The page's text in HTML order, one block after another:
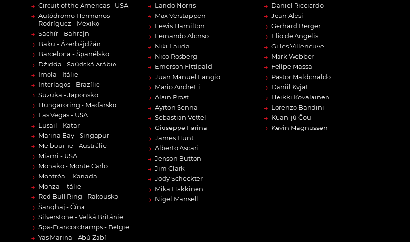
→ Circuit of the Americas - USA
→ Autódromo Hermanos
Rodríguez - Mexiko
→ Sachír - Bahrajn
→ Baku - Ázerbájdžán
→ Barcelona - Španělsko
→ Džidda - Saúdská Arábie
→ Imola - Itálie
→ Interlagos - Brazílie
→ Suzuka - Japonsko
→ Hungaroring - Maďarsko
→ Las Vegas - USA
→ Lusail - Katar
→ Marina Bay - Singapur
→ Melbourne - Austrálie
→ Miami - USA
→ Monako - Monte Carlo
→ Montréal - Kanada
→ Monza - Itálie
→ Red Bull Ring - Rakousko
→ Šanghaj - Čína
→ Silverstone - Velká Británie
→ Spa-Francorchamps - Belgie
→ Yas Marina - Abú Zabí
→ Lando Norris
→ Max Verstappen
→ Lewis Hamilton
→ Fernando Alonso
→ Niki Lauda
→ Nico Rosberg
→ Emerson Fittipaldi
→ Juan Manuel Fangio
→ Mario Andretti
→ Alain Prost
→ Ayrton Senna
→ Sebastian Vettel
→ Giuseppe Farina
→ James Hunt
→ Alberto Ascari
→ Jenson Button
→ Jim Clark
→ Jody Scheckter
→ Mika Häkkinen
→ Nigel Mansell
→ Daniel Ricciardo
→ Jean Alesi
→ Gerhard Berger
→ Elio de Angelis
→ Gilles Villeneuve
→ Mark Webber
→ Felipe Massa
→ Pastor Maldonaldo
→ Daniil Kvjat
→ Heikki Kovalainen
→ Lorenzo Bandini
→ Kuan-jü Čou
→ Kevin Magnussen